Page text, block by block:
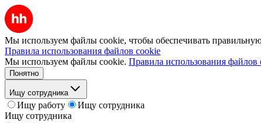
Мы используем файлы cookie, чтобы обеспечивать
Правила использования файлов cookie
Мы используем файлы cookie. Правила использования файлов
Понятно
Ищу сотрудника
Ищу работу
Ищу сотрудника
Ищу сотрудника